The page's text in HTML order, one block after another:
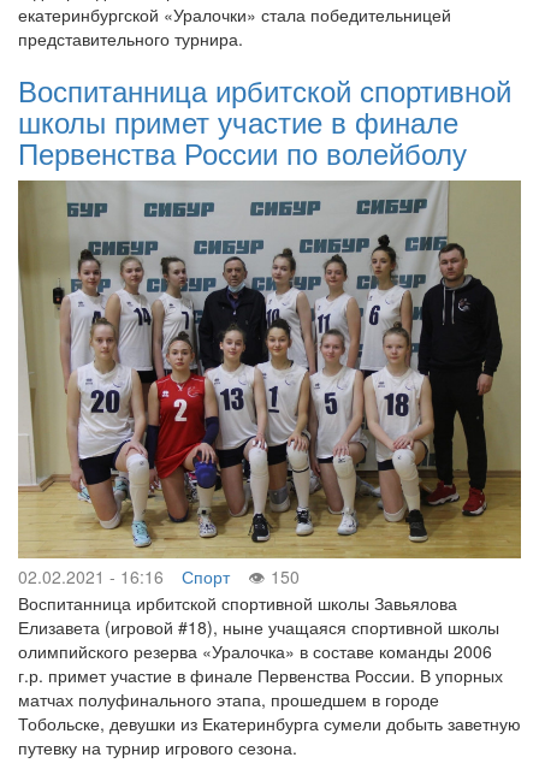
екатеринбургской «Уралочки» стала победительницей
представительного турнира.
Воспитанница ирбитской спортивной
школы примет участие в финале
Первенства России по волейболу
02.02.2021 - 16:16 Спорт
150
Воспитанница ирбитской спортивной школы Завьялова
Елизавета (игровой #18), ныне учащаяся спортивной школы
олимпийского резерва «Уралочка» в составе команды 2006
г.р. примет участие в финале Первенства России. В упорных
матчах полуфинального этапа, прошедшем в городе
Тобольске, девушки из Екатеринбурга сумели добыть заветную
путевку на турнир игрового сезона.